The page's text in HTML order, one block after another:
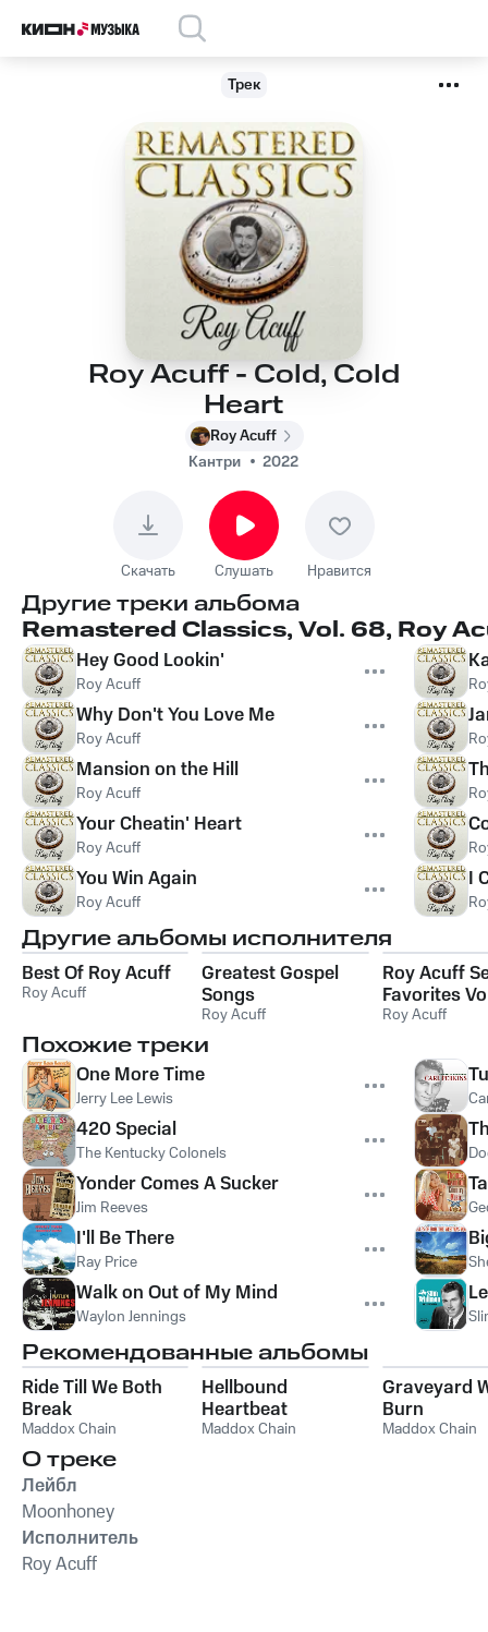
Трек
Roy Acuff - Cold, Cold
Heart
Roy Acuff
Кантри
2022
Скачать Слушать Нравится
Другие треки альбома
Remastered Classics, Vol. 68, Roy
Hey Good Lookin'
Roy Acuff
Why Don't You Love Me
Roy Acuff
Mansion on the Hill
Roy Acuff
Your Cheatin' Heart
Roy Acuff
You Win Again
Roy Acuff
I
Другие альбомы исполнителя
Best Of Roy Acuff
Roy Acuff
Greatest Gospel
Songs
Roy Acuff
Roy Acuff
Favorites
Roy Acuff
Похожие треки
One More Time
Jerry Lee Lewis
420 Special
The Kentucky Colonels
Yonder Comes A Sucker
Jim Reeves
I'll Be There
Ray Price
Walk on Out of My Mind
Waylon Jennings
Рекомендованные альбомы
Ride Till We Both
Break
Maddox Chain
Hellbound
Heartbeat
Maddox Chain
Graveyard
Burn
Maddox Chain
О треке
Лейбл
Moonhoney
Исполнитель
Roy Acuff